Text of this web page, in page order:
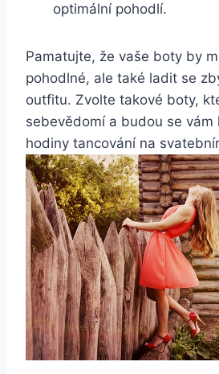
optimální pohodlí.
Pamatujte, že vaše boty by
pohodlné, ale také ladit se
outfitu. Zvolte takové boty,
sebevědomí a budou se vám
hodiny tancování na‍